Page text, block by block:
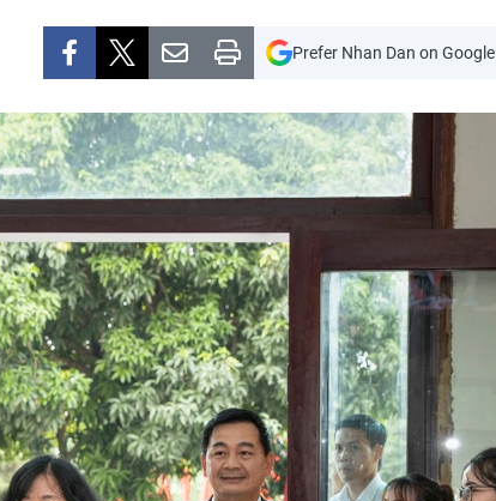
Prefer Nhan Dan on Google